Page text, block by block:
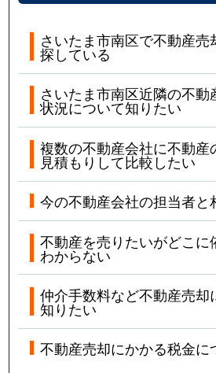
さいたま市南区で不動産売
探している
さいたま市南区近隣の不動
状況について知りたい
複数の不動産会社に不動産
見積もりして比較したい
今の不動産会社の担当者と
不動産を売りたいがどこに
わからない
仲介手数料など不動産売却
知りたい
不動産売却にかかる税金に